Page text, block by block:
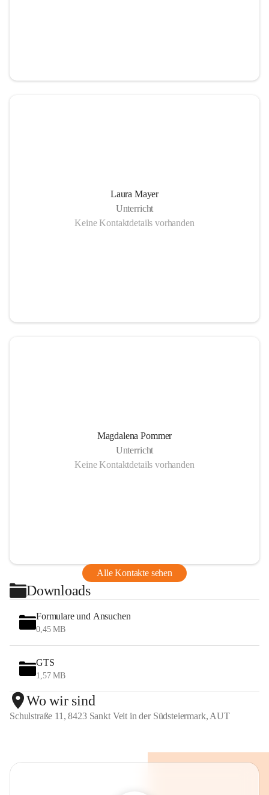
Laura Mayer
Unterricht
Keine Kontaktdetails vorhanden
Magdalena Pommer
Unterricht
Keine Kontaktdetails vorhanden
Alle Kontakte sehen
Downloads
Formulare und Ansuchen
0,45 MB
GTS
1,57 MB
Wo wir sind
Schulstraße 11, 8423 Sankt Veit in der Südsteiermark, AUT